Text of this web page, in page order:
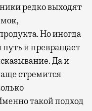
Но иногда
и превращает
Да и
стремится
такой подход